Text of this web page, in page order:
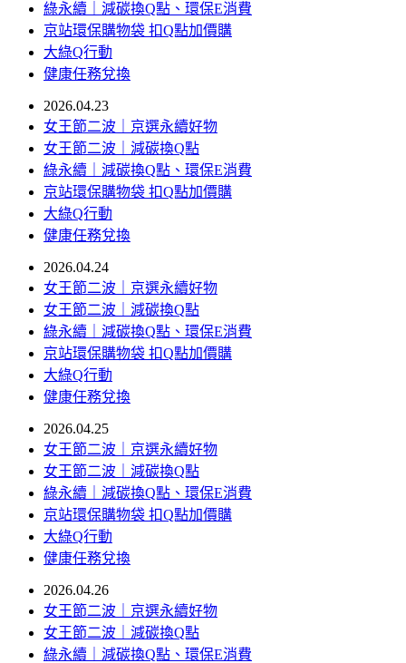
綠永續｜減碳換Q點、環保E消費
京站環保購物袋 扣Q點加價購
大綠Q行動
健康任務兌換
2026.04.23
女王節二波｜京選永續好物
女王節二波｜減碳換Q點
綠永續｜減碳換Q點、環保E消費
京站環保購物袋 扣Q點加價購
大綠Q行動
健康任務兌換
2026.04.24
女王節二波｜京選永續好物
女王節二波｜減碳換Q點
綠永續｜減碳換Q點、環保E消費
京站環保購物袋 扣Q點加價購
大綠Q行動
健康任務兌換
2026.04.25
女王節二波｜京選永續好物
女王節二波｜減碳換Q點
綠永續｜減碳換Q點、環保E消費
京站環保購物袋 扣Q點加價購
大綠Q行動
健康任務兌換
2026.04.26
女王節二波｜京選永續好物
女王節二波｜減碳換Q點
綠永續｜減碳換Q點、環保E消費